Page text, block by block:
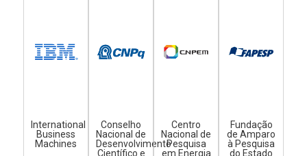
International
Business
Machines
Conselho
Nacional de
Desenvolvimento
Científico e
Centro
Nacional de
Pesquisa
em Energia
Fundação
de Amparo
à Pesquisa
do Estado